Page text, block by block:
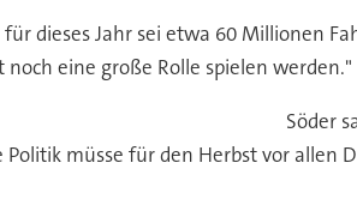
für dieses Jahr sei etwa 60 Millionen
noch eine große Rolle spielen werden."
Söder
Politik müsse für den Herbst vor